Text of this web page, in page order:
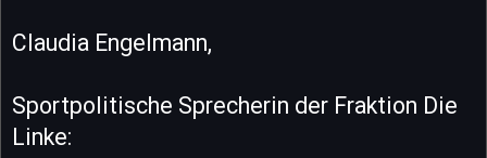
Claudia Engelmann,
Sportpolitische Sprecherin der Fraktion Die
Linke: